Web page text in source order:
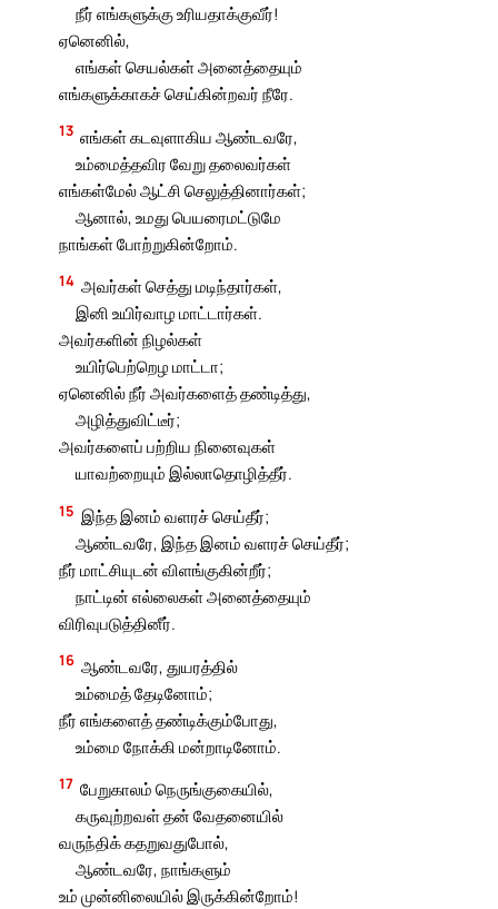
நீர் எங்களுக்கு உரியதாக்குவீர்!
ஏனெனில்,
எங்கள் செயல்கள் அனைத்தையும்
எங்களுக்காகச் செய்கின்றவர் நீரே.
13 எங்கள் கடவுளாகிய ஆண்டவரே,
உம்மைத்தவிர வேறு தலைவர்கள்
எங்கள்மேல் ஆட்சி செலுத்தினார்கள்;
ஆனால், உமது பெயரைமட்டுமே
நாங்கள் போற்றுகின்றோம்.
14 அவர்கள் செத்து மடிந்தார்கள்,
இனி உயிர்வாழ மாட்டார்கள்.
அவர்களின் நிழல்கள்
உயிர்பெற்றெழ மாட்டா;
ஏனெனில் நீர் அவர்களைத் தண்டித்து,
அழித்துவிட்டீர்;
அவர்களைப் பற்றிய நினைவுகள்
யாவற்றையும் இல்லாதொழித்தீர்.
15 இந்த இனம் வளரச் செய்தீர்;
ஆண்டவரே, இந்த இனம் வளரச் செய்தீர்;
நீர் மாட்சியுடன் விளங்குகின்றீர்;
நாட்டின் எல்லைகள் அனைத்தையும்
விரிவுபடுத்தினீர்.
16 ஆண்டவரே, துயரத்தில்
உம்மைத் தேடினோம்;
நீர் எங்களைத் தண்டிக்கும்போது,
உம்மை நோக்கி மன்றாடினோம்.
17 பேறுகாலம் நெருங்குகையில்,
கருவுற்றவள் தன் வேதனையில்
வருந்திக் கதறுவதுபோல்,
ஆண்டவரே, நாங்களும்
உம் முன்னிலையில் இருக்கின்றோம்!